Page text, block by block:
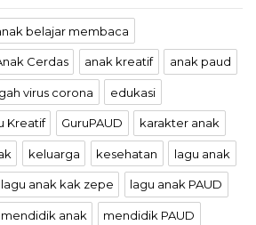
belajar membaca
Cerdas anak kreatif anak paud
virus corona edukasi
Kreatif GuruPAUD karakter anak
keluarga kesehatan lagu anak
lagu anak kak zepe lagu anak PAUD
mendidik anak mendidik PAUD